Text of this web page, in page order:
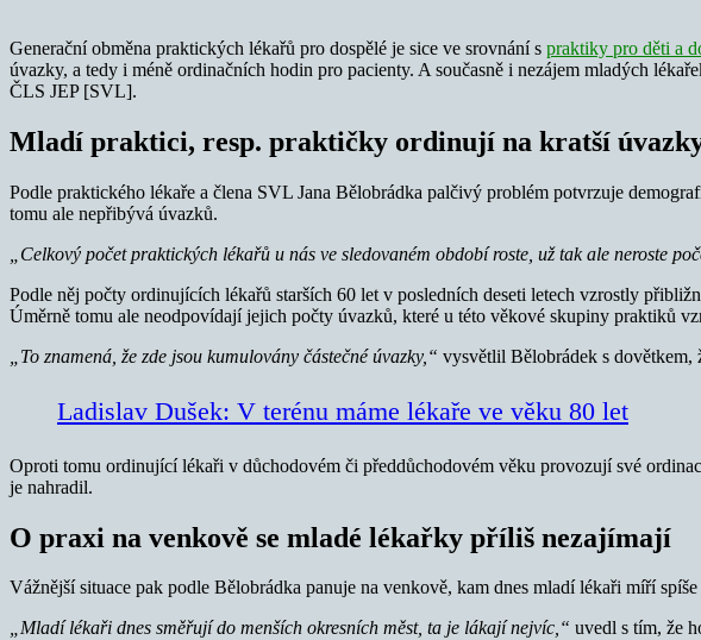
Generační obměna praktických lékařů pro dospělé je sice ve srovnání s praktiky pro děti a
úvazky, a tedy i méně ordinačních hodin pro pacienty. A současně i nezájem mladých
ČLS JEP [SVL].
Mladí praktici, resp. praktičky ordinují na kratší
Podle praktického lékaře a člena SVL Jana Bělobrádka palčivý problém potvrzuje
tomu ale nepřibývá úvazků.
„Celkový počet praktických lékařů u nás ve sledovaném období roste, už tak ale neroste
Podle něj počty ordinujících lékařů starších 60 let v posledních deseti letech vzrostly
Úměrně tomu ale neodpovídají jejich počty úvazků, které u této věkové skupiny praktiků
„To znamená, že zde jsou kumulovány částečné úvazky,“ vysvětlil Bělobrádek s dovětkem,
Ladislav Dušek: V terénu máme lékaře ve věku 80 let
Oproti tomu ordinující lékaři v důchodovém či předdůchodovém věku provozují své
je nahradil.
O praxi na venkově se mladé lékařky příliš nezajímají
Vážnější situace pak podle Bělobrádka panuje na venkově, kam dnes mladí lékaři míří spíše
„Mladí lékaři dnes směřují do menších okresních měst, ta je lákají nejvíc,“ uvedl s tím, že